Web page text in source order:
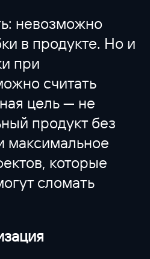
невозможно
в продукте. Но и
при
считать
цель — не
продукт без
максимальное
которые
сломать